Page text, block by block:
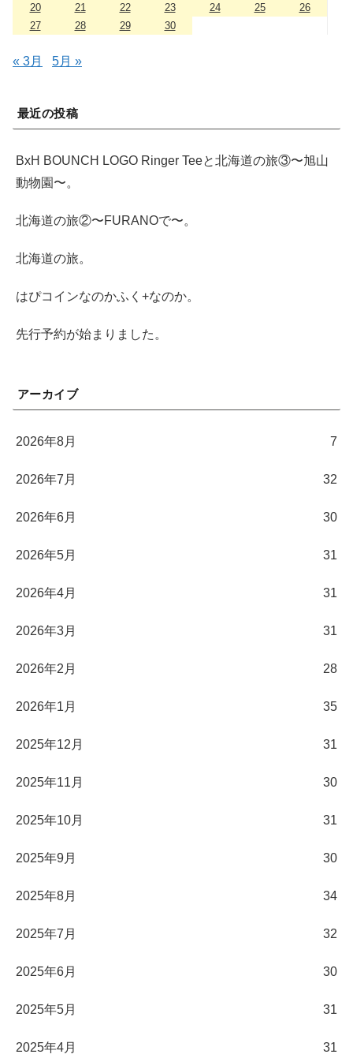
20
21 22 23 24 25
26
27
28 29 30
« 3月 5月 »
最近の投稿
BxH BOUNCH LOGO Ringer Teeと北海道の旅③〜旭山
動物園〜。
北海道の旅②〜FURANOで〜。
北海道の旅。
はぴコインなのかふく+なのか。
先行予約が始まりました。
アーカイブ
2026年8月 7
2026年7月 32
2026年6月 30
2026年5月 31
2026年4月 31
2026年3月 31
2026年2月 28
2026年1月 35
2025年12月 31
2025年11月 30
2025年10月 31
2025年9月 30
2025年8月 34
2025年7月 32
2025年6月 30
2025年5月 31
2025年4月 31